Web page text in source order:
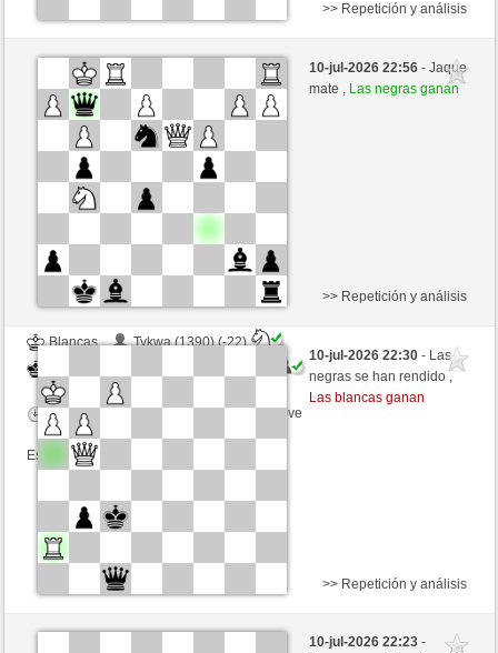
Blancas
Tykwa (1368) (-20)
Negras
Picchio73 (1271) (+20)
Tiempo: 7 minutes/side + 0 seconds/move
Esta partida es por puntos
>> Repetición y análisis
10-jul-2026 22:56- Jaque
mate , Las negras ganan
Blancas
Tykwa (1390) (-22)
Tiempo: 7 minutes/side + 0 seconds/move
Esta partida es por puntos
>> Repetición y análisis
10-jul-2026 22:30- Las
negras se han rendido ,
Las blancas ganan
Blancas
Alpaka (1216) (+18)
>> Repetición y análisis
10-jul-2026 22:23-